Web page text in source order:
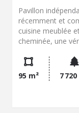
Pavillon
récemment et
cuisine meublée
cheminée, une
chambres, salle
Bâtiment à usage
(ancien poulailler/
95 m² 7